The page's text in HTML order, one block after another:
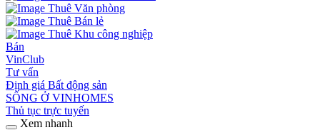
Thuê Văn phòng
Thuê Bán lẻ
Thuê Khu công nghiệp
Bán
VinClub
Tư vấn
Định giá Bất động sản
SỐNG Ở VINHOMES
Thủ tục trực tuyến
Xem nhanh